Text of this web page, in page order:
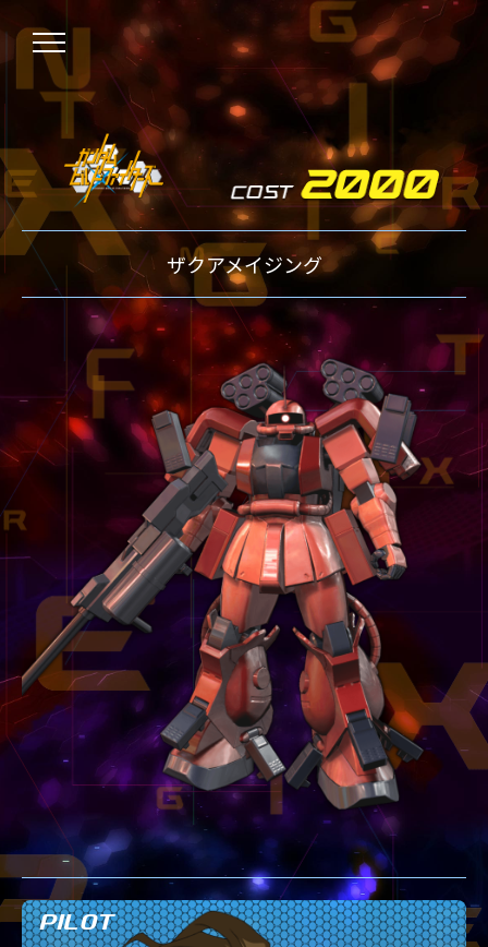
NEWS
ニュース
OVER BOOST
オーバーブースト
XVOOST
クロスブースト
EXVS2
エクストリームバーサス2
MAXI BOOST ON
マキシブーストオン
BEGINNER'S GUIDE
初心者指南
TECHNIQUE
テクニック
GLOSSARY
用語集
BUTTON PLACEMENT
ゲームパッドボタン配置
TWITTER
ツイッター
YOUTUBE
ユーチューブ
ザクアメイジング
PILOT